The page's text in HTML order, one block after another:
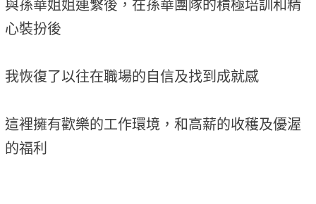
與孫華姐姐連繫後，在孫華團隊的積極培訓和精
心裝扮後
我恢復了以往在職場的自信及找到成就感
這裡擁有歡樂的工作環境，和高薪的收穫及優渥
的福利